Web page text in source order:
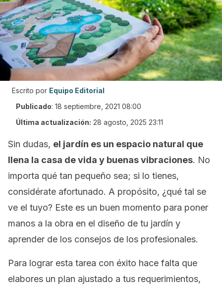
Escrito por Equipo Editorial
Publicado: 18 septiembre, 2021 08:00
Última actualización: 28 agosto, 2025 23:11
Sin dudas, el jardín es un espacio natural que
llena la casa de vida y buenas vibraciones. No
importa qué tan pequeño sea; si lo tienes,
considérate afortunado. A propósito, ¿qué tal se
ve el tuyo? Este es un buen momento para poner
manos a la obra en el diseño de tu jardín y
aprender de los consejos de los profesionales.
Para lograr esta tarea con éxito hace falta que
elabores un plan ajustado a tus requerimientos,